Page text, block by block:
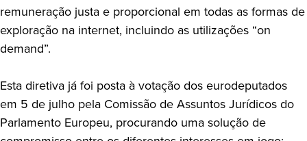
remuneração justa e proporcional em todas as formas de
exploração na internet, incluindo as utilizações “on
demand”.
Esta diretiva já foi posta à votação dos eurodeputados
em 5 de julho pela Comissão de Assuntos Jurídicos do
Parlamento Europeu, procurando uma solução de